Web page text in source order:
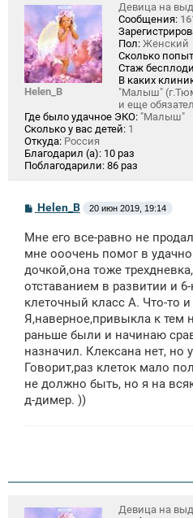
Helen_B
Девица на
Сообщения:
Пол: Женский
Сколько
Стаж
В каких
"Малыш"
и еще
Где было удачное ЭКО: "Малыш"
Сколько у вас детей: 1
Откуда: Россия
Благодарил (а): 10 раз
Поблагодарили: 86 раз
С
б
щ
н
и
Helen_B 20 июн 2019, 19:14
Мне его все-равно не
мне ооочень помог в
дочкой,она тоже
отставанием в развитии и
клеточный класс А. Что-то
Я,наверное,привыкла к тем
раньше были и начинаю
назначил. Клексана нет, но
Говорит,раз клеток мало
не должно быть, но я на
д-димер. ))
Девица на